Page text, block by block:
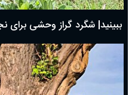
ببینید| شگرد گراز وحشی برای